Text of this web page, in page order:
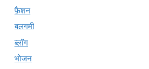
फ़ैशन
बलगमी
ब्लॉग
भोजन